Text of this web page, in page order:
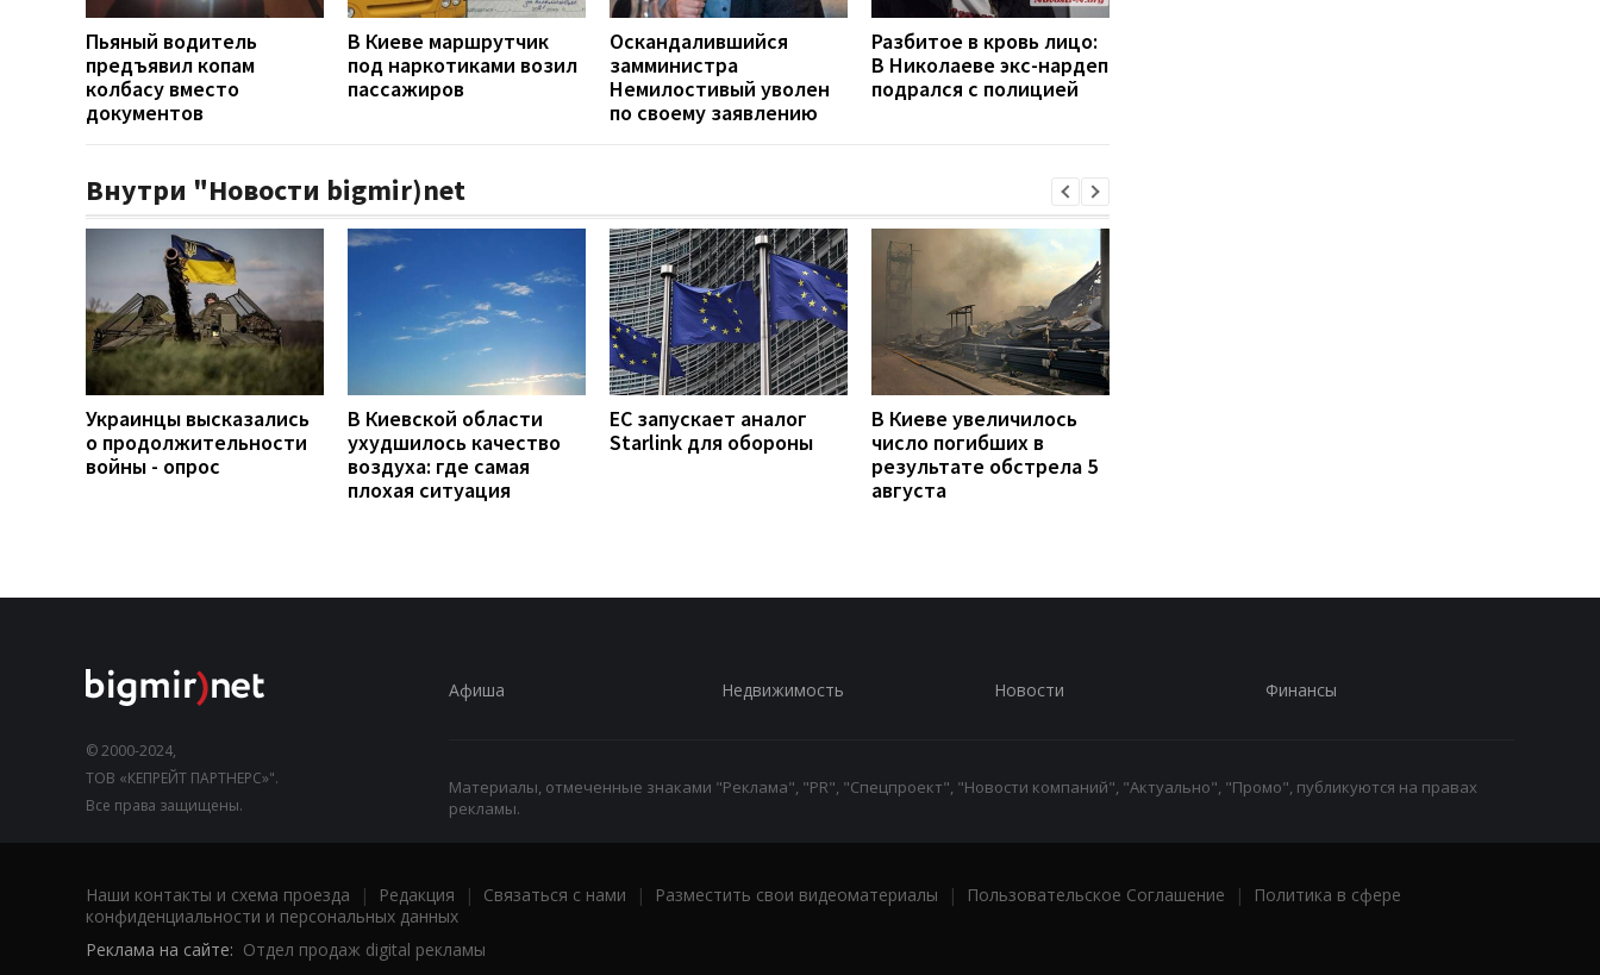
Пьяный водитель
предъявил копам
колбасу вместо
документов
В Киеве маршрутчик
под наркотиками возил
пассажиров
Оскандалившийся
замминистра
Немилостивый уволен
по своему заявлению
Разбитое в кровь лицо:
В Николаеве экс-нардеп
подрался с полицией
Внутри "Новости bigmir)net
Украинцы высказались
о продолжительности
войны - опрос
В Киевской области
ухудшилось качество
воздуха: где самая
плохая ситуация
ЕС запускает аналог
Starlink для обороны
В Киеве увеличилось
число погибших в
результате обстрела 5
августа
© 2000-2024,
ТОВ «КЕПРЕЙТ ПАРТНЕРС»".
Все права защищены.
Афиша Недвижимость Новости Финансы
Материалы, отмеченные знаками "Реклама", "PR", "Спецпроект", "Новости компаний", "Актуально", "Промо", публикуются на правах
рекламы.
Наши контакты и схема проезда | Редакция | Связаться с нами | Разместить свои видеоматериалы | Пользовательское Соглашение |
Политика в сфере
конфиденциальности и персональных данных
Реклама на сайте: Отдел продаж digital рекламы